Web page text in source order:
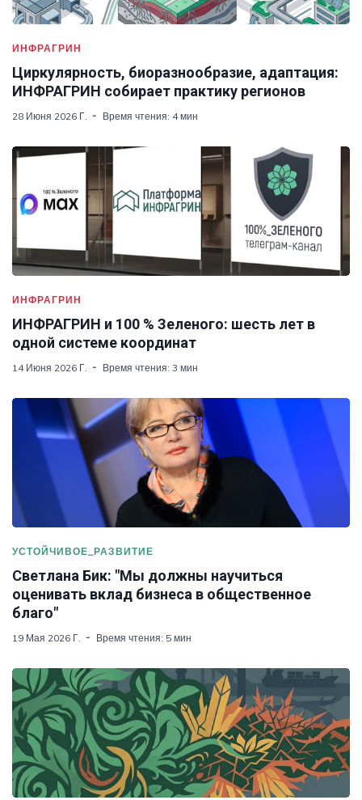
ИНФРАГРИН
Циркулярность, биоразнообразие, адаптация:
ИНФРАГРИН собирает практику регионов
28 Июня 2026 Г. Время чтения: 4 мин
ИНФРАГРИН
ИНФРАГРИН и 100 % Зеленого: шесть лет в
одной системе координат
14 Июня 2026 Г. Время чтения: 3 мин
УСТОЙЧИВОЕ_РАЗВИТИЕ
Светлана Бик: "Мы должны научиться
оценивать вклад бизнеса в общественное
благо"
19 Мая 2026 Г. Время чтения: 5 мин